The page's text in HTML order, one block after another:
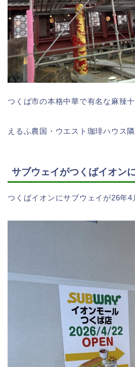
つくば市の本格中華で有名な麻辣十
えるふ農国・ウエスト珈琲ハウス隣
サブウェイがつくばイオン
つくばイオンにサブウェイが26年4